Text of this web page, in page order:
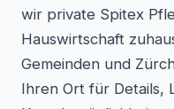
wir private Spitex
Hauswirtschaft
Gemeinden und
Ihren Ort für Details,